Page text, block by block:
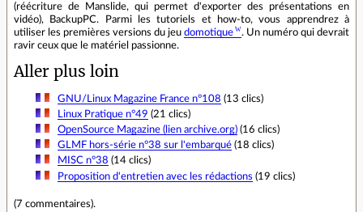
(réécriture de Manslide, qui permet d'exporter des présentations en
vidéo), BackupPC. Parmi les tutoriels et how-to, vous apprendrez à
utiliser les premières versions du jeu domotique
. Un numéro qui devrait
ravir ceux que le matériel passionne.
Aller plus loin
GNU/Linux Magazine France n°108 (13 clics)
Linux Pratique n°49 (21 clics)
OpenSource Magazine (lien archive.org)(16 clics)
GLMF hors-série n°38 sur l'embarqué(18 clics)
MISC n°38 (14 clics)
Proposition d'entretien avec les rédactions (19 clics)
(7 commentaires).